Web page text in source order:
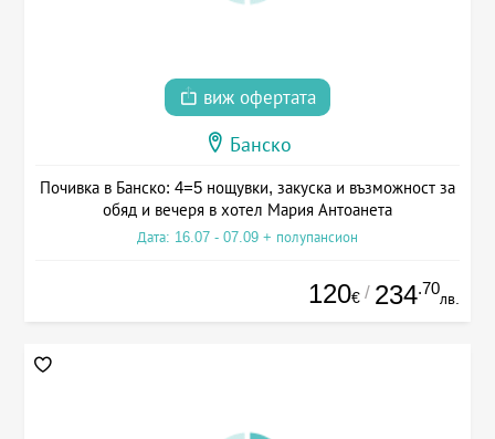
виж офертата
Банско
Почивка в Банско: 4=5 нощувки, закуска и възможност за
обяд и вечеря в хотел Мария Антоанета
Дата: 16.07 - 07.09 + полупансион
120€ / 234.70
лв.